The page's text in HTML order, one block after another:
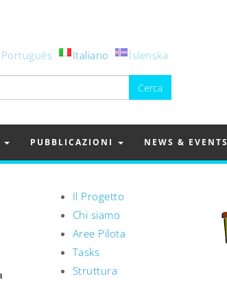
Português Italiano Íslenska
PUBBLICAZIONI NEWS & EVENTS
Il Progetto
Chi siamo
Aree Pilota
Tasks
Struttura